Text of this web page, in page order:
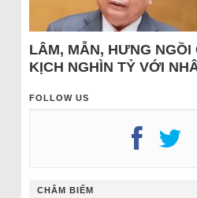
LÂM, MẪN, HƯNG NGỒI
KỊCH NGHÌN TỶ VỚI
FOLLOW US
CHÂM BIẾM